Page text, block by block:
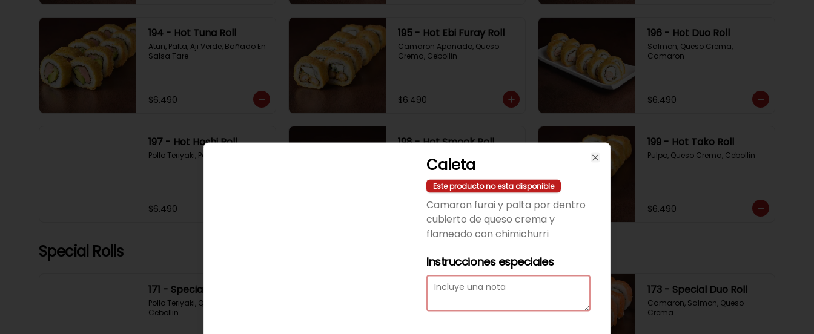
194 - Hot Tuna Roll
Atun, Palta, Aji Verde, Bañado En
Salsa Tare
$6.490
195 - Hot Ebi Furay Roll
Camaron Apanado, Queso
Crema, Cebollin
$6.490
196 - Hot Duo Roll
Salmon, Queso Crema,
Camaron
$6.490
197 - Hot Hoshi Roll
Pollo Teriyaki, Palta, Sesamo
$6.490
198 - Hot Smook Roll
Crema, Cebollin
$6.490
199 - Hot Tako Roll
Pulpo, Queso Crema, Cebollin
$6.490
Special Rolls
171 - Special Tori
Pollo Teriyaki, Queso Crema,
Cebollin
172 - Special Almond
173 - Special Duo Roll
Camaron, Salmon, Queso
Crema
Caleta
Este producto no esta disponible
Camaron furai y palta por dentro
cubierto de queso crema y
flameado con chimichurri
Instrucciones especiales
Close